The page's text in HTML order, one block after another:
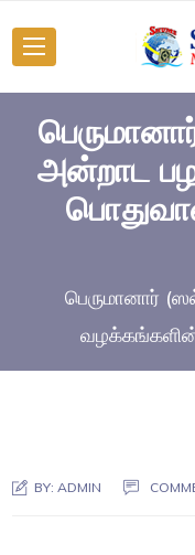
அன்றாட
பெருமானார்
BY:ADMIN